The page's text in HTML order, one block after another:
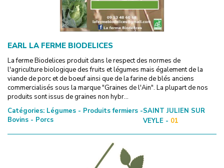
EARL LA FERME BIODELICES
La ferme Biodelices produit dans le respect des normes de
l'agriculture biologique des fruits et légumes mais également de la
viande de porc et de boeuf ainsi que de la farine de blés anciens
commercialisés sous la marque "Graines de l'Ain". La plupart de nos
produits sont issus de graines non hybr...
Catégories: Légumes - Produits fermiers -
Bovins - Porcs
SAINT JULIEN SUR
VEYLE - 01